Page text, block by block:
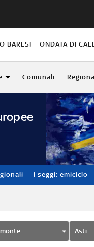
BARESI ONDATA DI
Comunali
I seggi: emiciclo
Asti